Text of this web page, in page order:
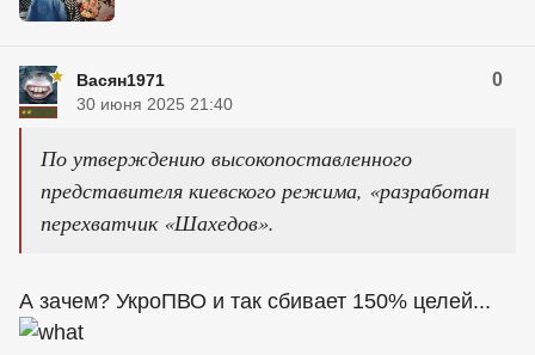
Васян1971 0
30 июня 2025 21:40
По утверждению высокопоставленного
представителя киевского режима, «разработан
перехватчик «Шахедов».
А зачем? УкроПВО и так сбивает 150% целей...